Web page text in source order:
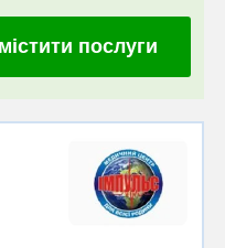
послуги